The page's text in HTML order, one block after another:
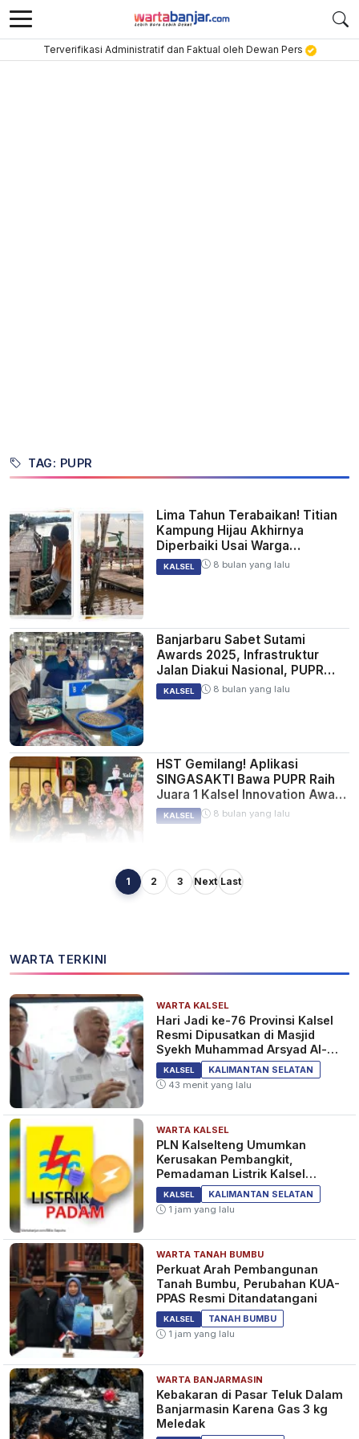
Terverifikasi Administratif dan Faktual oleh Dewan Pers
TAG: PUPR
Lima Tahun Terabaikan! Titian
Kampung Hijau Akhirnya
Diperbaiki Usai Warga
Bertahun-Tahun Waswas
KALSEL 8 bulan yang lalu
Banjarbaru Sabet Sutami
Awards 2025, Infrastruktur
Jalan Diakui Nasional, PUPR
Sebut Kado Terindah!
KALSEL 8 bulan yang lalu
HST Gemilang! Aplikasi
SINGASAKTI Bawa PUPR Raih
Juara 1 Kalsel Innovation Award
2025
KALSEL 8 bulan yang lalu
HAUL GURU SEKUMPUL! PUPR
Anggota DPRD Banjarbaru
Soroti Jembatan Sei Ulin: Oprit
Terlalu Tinggi, Akses Warga
Terancam!
KALSEL 11 bulan yang lalu
Bangga! Balangan Masuk 3
Besar Nasional Penganggaran
Perumahan Desa Lewat APBD
KALSEL 1 tahun yang lalu
Tutup Drainase Sering Dicuri,
PUPR Banjarmasin Bakal Ganti
Pakai Beton! Tak Menarik
Pencuri
KALSEL 1 tahun yang lalu
Antisipasi Jalan Longsor Saat
Mudik Lebaran, Dinas PUPR
Kalsel Mitigasi Jalur
Banjarbaru-Batulicin
1 2 3 Next Last
WARTA TERKINI
WARTA KALSEL
Hari Jadi ke-76 Provinsi Kalsel
Resmi Dipusatkan di Masjid
Syekh Muhammad Arsyad Al-
Banjari
KALSEL
KALIMANTAN SELATAN
43 menit yang lalu
WARTA KALSEL
PLN Kalselteng Umumkan
Kerusakan Pembangkit,
Pemadaman Listrik Kalsel
Diperpanjang?
KALSEL
KALIMANTAN SELATAN
1 jam yang lalu
WARTA TANAH BUMBU
Perkuat Arah Pembangunan
Tanah Bumbu, Perubahan KUA-
PPAS Resmi Ditandatangani
KALSEL
TANAH BUMBU
1 jam yang lalu
WARTA BANJARMASIN
Kebakaran di Pasar Teluk Dalam
Banjarmasin Karena Gas 3 kg
Meledak